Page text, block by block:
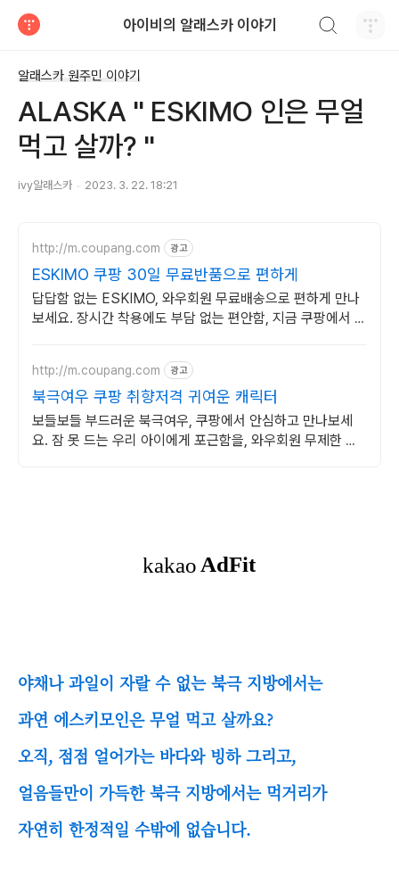
아이비의 알래스카 이야기
알래스카 원주민 이야기
ALASKA " ESKIMO 인은 무얼
먹고 살까? "
ivy알래스카 2023. 3. 22. 18:21
http://m.coupang.com 광고
ESKIMO 쿠팡 30일 무료반품으로 편하게
답답함 없는 ESKIMO, 와우회원 무료배송으로 편하게 만나
보세요. 장시간 착용에도 부담 없는 편안함, 지금 쿠팡에서 경
http://m.coupang.com 광고
북극여우 쿠팡 취향저격 귀여운 캐릭터
보들보들 부드러운 북극여우, 쿠팡에서 안심하고 만나보세
요. 잠 못 드는 우리 아이에게 포근함을, 와우회원 무제한 무
야채나 과일이 자랄 수 없는 북극 지방에서는
과연 에스키모인은 무얼 먹고 살까요?
오직, 점점 얼어가는 바다와 빙하 그리고,
얼음들만이 가득한 북극 지방에서는 먹거리가
자연히 한정적일 수밖에 없습니다.